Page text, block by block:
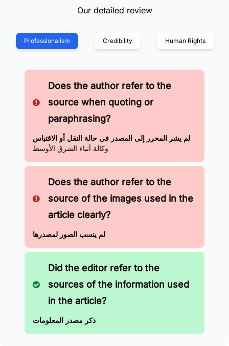
Our detailed review
Professionalism Credibility Human Rights
Does the author refer to the
source when quoting or
paraphrasing?
لم يشر المحرر إلى المصدر في حالة النقل أو الاقتباس
وكالة أنباء الشرق الأوسط
Does the author refer to the
source of the images used in the
article clearly?
لم ينسب الصور لمصدرها
Did the editor refer to the
sources of the information used
in the article?
ذكر مصدر المعلومات